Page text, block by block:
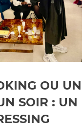
OU UN
SOIR : UN